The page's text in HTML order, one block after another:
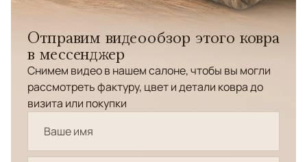
Отправим видеообзор этого ковра
в мессенджер
Снимем видео в нашем салоне, чтобы вы могли
рассмотреть фактуру, цвет и детали ковра до
визита или покупки